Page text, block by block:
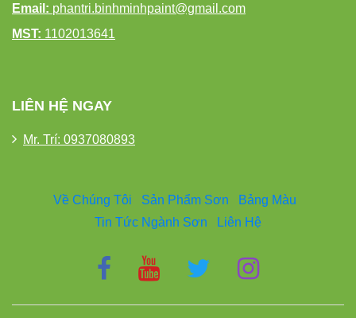
Email: phantri.binhminhpaint@gmail.com
MST: 1102013641
LIÊN HỆ NGAY
Mr. Trí: 0937080893
Về Chúng Tôi Sản Phẩm Sơn
Bảng Màu
Tin Tức Ngành Sơn
Liên Hệ